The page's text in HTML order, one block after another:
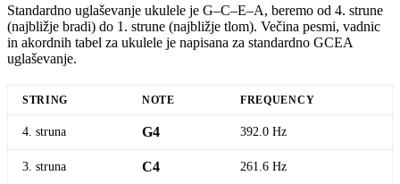
Standardno uglaševanje ukulele je G–C–E–A, beremo od 4. strune
(najbližje bradi) do 1. strune (najbližje tlom). Večina pesmi, vadnic
in akordnih tabel za ukulele je napisana za standardno GCEA
uglaševanje.
STRING NOTE FREQUENCY
4. struna G4 392.0 Hz
3. struna C4 261.6 Hz